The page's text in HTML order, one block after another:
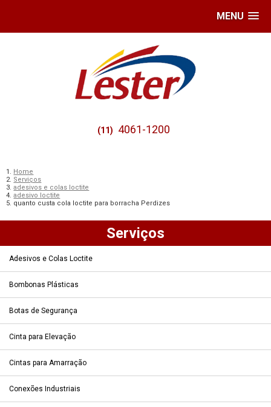
MENU
(11) 4061-1200
Home
Serviços
adesivos e colas loctite
adesivo loctite
quanto custa cola loctite para borracha Perdizes
Serviços
Adesivos e Colas Loctite
Bombonas Plásticas
Botas de Segurança
Cinta para Elevação
Cintas para Amarração
Conexões Industriais